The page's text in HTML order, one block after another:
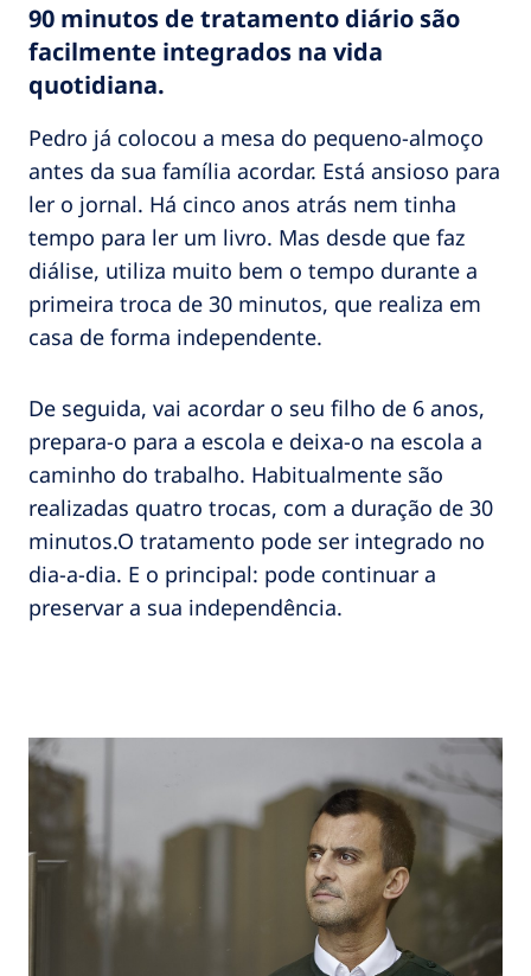
90 minutos de tratamento diário são
facilmente integrados na vida
quotidiana.
Pedro já colocou a mesa do pequeno-almoço
antes da sua família acordar. Está ansioso para
ler o jornal. Há cinco anos atrás nem tinha
tempo para ler um livro. Mas desde que faz
diálise, utiliza muito bem o tempo durante a
primeira troca de 30 minutos, que realiza em
casa de forma independente.
De seguida, vai acordar o seu filho de 6 anos,
prepara-o para a escola e deixa-o na escola a
caminho do trabalho. Habitualmente são
realizadas quatro trocas, com a duração de 30
minutos.O tratamento pode ser integrado no
dia-a-dia. E o principal: pode continuar a
preservar a sua independência.